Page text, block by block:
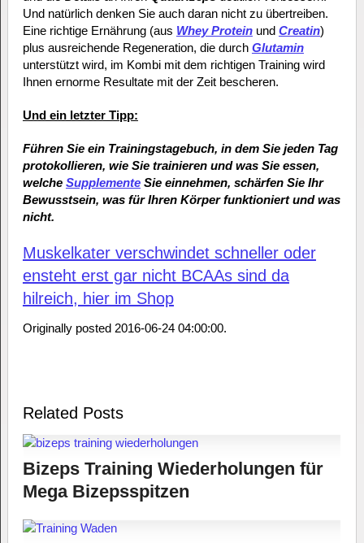
Und natürlich denken Sie auch daran nicht zu übertreiben.
Eine richtige Ernährung (aus Whey Proteinund Creatin)
plus ausreichende Regeneration, die durch Glutamin
unterstützt wird, im Kombi mit dem richtigen Training wird
Ihnen ernorme Resultate mit der Zeit bescheren.
Und ein letzter Tipp:
Führen Sie ein Trainingstagebuch, in dem Sie jeden Tag
protokollieren, wie Sie trainieren und was Sie essen,
welche SupplementeSie einnehmen, schärfen Sie Ihr
Bewusstsein, was für Ihren Körper funktioniert und was
nicht.
Muskelkater verschwindet schneller oder
ensteht erst gar nicht BCAAs sind da
hilreich, hier im Shop
Originally posted 2016-06-24 04:00:00.
Related Posts
Bizeps Training Wiederholungen für
Mega Bizepsspitzen